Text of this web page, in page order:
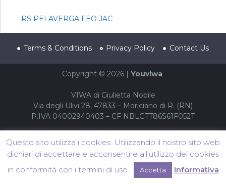
RS PELAVERGA FEO JAC
Terms & Conditions Privacy Policy Contact Us
Copyright © 2026 | Youviwa
VIWA di Giulietta Nobile
Via degli Ulivi 28, 47833 – Moriciano di R. (RN)
P.IVA 04002940403 – CF NBLGTT86S61F052T
Questo sito utilizza i cookies. Utilizzando il nostro sito web
dichiari di accettare e acconsentire all’utilizzo dei cookies
in conformità con i termini di uso.
Accetta Informativa